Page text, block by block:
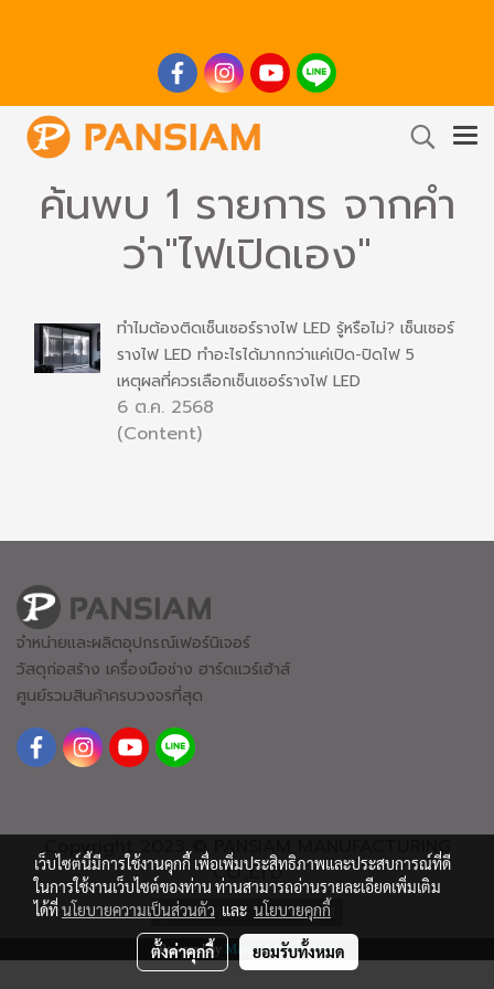
ค้นพบ 1 รายการ จากคำ
ว่า"ไฟเปิดเอง"
ทำไมต้องติดเซ็นเซอร์รางไฟ LED รู้หรือไม่? เซ็นเซอร์
รางไฟ LED ทำอะไรได้มากกว่าแค่เปิด-ปิดไฟ 5
เหตุผลที่ควรเลือกเซ็นเซอร์รางไฟ LED
6 ต.ค. 2568
(Content)
จำหน่ายและผลิตอุปกรณ์เฟอร์นิเจอร์
วัสดุก่อสร้าง เครื่องมือช่าง ฮาร์ดแวร์เฮ้าส์
ศูนย์รวมสินค้าครบวงจรที่สุด
Copyright 2023 © PANSIAM MANUFACTURING
CO.,LTD
ผู้เข้าชมวันนี้ 1,258
Powered by MakeWebEasy.com
เว็บไซต์นี้มีการใช้งานคุกกี้ เพื่อเพิ่มประสิทธิภาพและประสบการณ์ที่ดี
ในการใช้งานเว็บไซต์ของท่าน ท่านสามารถอ่านรายละเอียดเพิ่มเติม
ได้ที่นโยบายความเป็นส่วนตัว และ นโยบายคุกกี้
ตั้งค่าคุกกี้ ยอมรับทั้งหมด